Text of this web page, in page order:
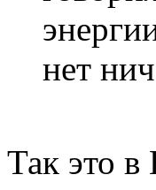
нет
Так это в